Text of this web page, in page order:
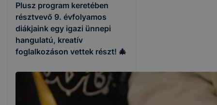
Plusz program keretében
résztvevő 9. évfolyamos
diákjaink egy igazi ünnepi
hangulatú, kreatív
foglalkozáson vettek részt! 🎄